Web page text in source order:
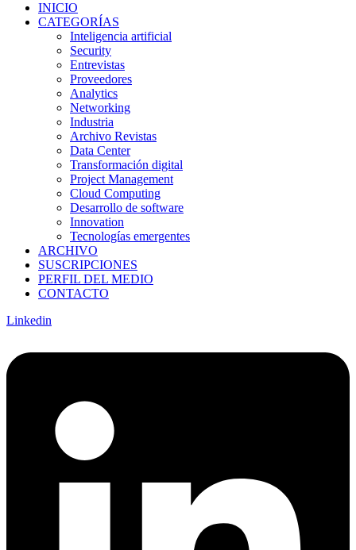
INICIO
CATEGORÍAS
Inteligencia artificial
Security
Entrevistas
Proveedores
Analytics
Networking
Industria
Archivo Revistas
Data Center
Transformación digital
Project Management
Cloud Computing
Desarrollo de software
Innovation
Tecnologías emergentes
ARCHIVO
SUSCRIPCIONES
PERFIL DEL MEDIO
CONTACTO
Linkedin